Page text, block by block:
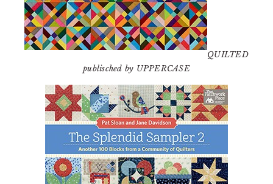
QUILTED
publisched by UPPERCASE